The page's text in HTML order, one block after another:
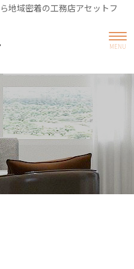
地域密着の工務店アセットフ